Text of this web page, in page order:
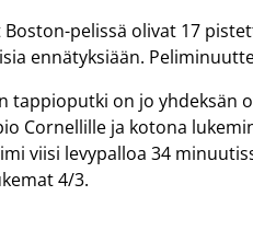
pelissä olivat 17
ennätyksiään.
tappioputki on jo yhdeksän
Cornellille ja kotona
viisi levypalloa 34
4/3.